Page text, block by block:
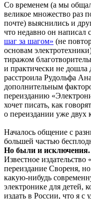
Со временем (а мы
великое множество раз
почте) выяснились и
что недавно он написал
шаг за шагом» (не
основам
тиражом
и практически не дошла
расстроила Рудольфа
дополнительным
переизданию
хочет писать, как
о переиздании уже двух
Началось общение с
большей частью
Но были и исключения.
Известное
переиздание Свореня,
какую-нибудь
электронике для детей,
издать в России, что я с